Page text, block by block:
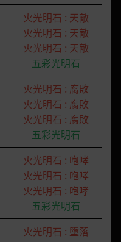
火光明石 : 天敵
火光明石 : 天敵
火光明石 : 天敵
五彩光明石
火光明石 : 腐敗
火光明石 : 腐敗
火光明石 : 腐敗
五彩光明石
火光明石 : 咆哮
火光明石 : 咆哮
火光明石 : 咆哮
五彩光明石
火光明石 : 墮落